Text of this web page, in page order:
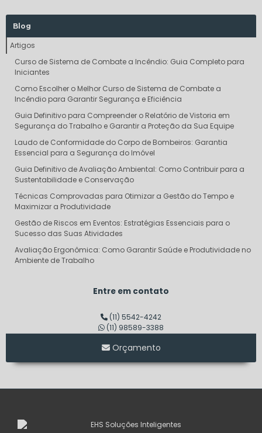
Blog
Artigos
Curso de Sistema de Combate a Incêndio: Guia Completo para
Iniciantes
Como Escolher o Melhor Curso de Sistema de Combate a
Incêndio para Garantir Segurança e Eficiência
Guia Definitivo para Compreender o Relatório de Vistoria em
Segurança do Trabalho e Garantir a Proteção da Sua Equipe
Laudo de Conformidade do Corpo de Bombeiros: Garantia
Essencial para a Segurança do Imóvel
Guia Definitivo de Avaliação Ambiental: Como Contribuir para a
Sustentabilidade e Conservação
Técnicas Comprovadas para Otimizar a Gestão do Tempo e
Maximizar a Produtividade
Gestão de Riscos em Eventos: Estratégias Essenciais para o
Sucesso das Suas Atividades
Avaliação Ergonômica: Como Garantir Saúde e Produtividade no
Ambiente de Trabalho
Consultoria em Segurança do Trabalho SP: Transforme sua
Oportunidades de Sucesso
Transformar Sua Empresa
Entre em contato
(11) 5542-4242
(11) 98589-3388
Orçamento